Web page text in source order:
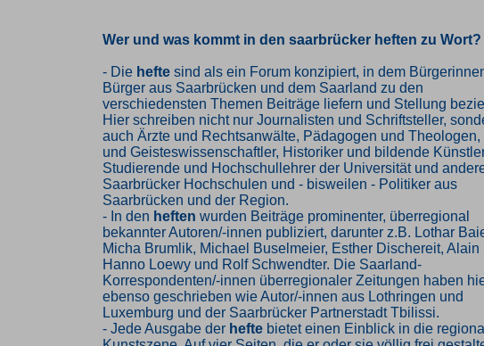
Wer und was kommt in den saarbrücker heften zu Wort?
- Die hefte sind als ein Forum konzipiert, in dem
Bürger aus Saarbrücken und dem Saarland zu den
verschiedensten Themen Beiträge liefern und Stellung
Hier schreiben nicht nur Journalisten und Schriftsteller,
auch Ärzte und Rechtsanwälte, Pädagogen und Theologen,
und Geisteswissenschaftler, Historiker und bildende
Studierende und Hochschullehrer der Universität und
Saarbrücker Hochschulen und - bisweilen - Politiker aus
Saarbrücken und der Region.
- In den heften wurden Beiträge prominenter, überregional
bekannter Autoren/-innen publiziert, darunter z.B. Lothar
Micha Brumlik, Michael Buselmeier, Esther Dischereit, Alain
Hanno Loewy und Rolf Schwendter. Die Saarland-
Korrespondenten/-innen überregionaler Zeitungen haben
ebenso geschrieben wie Autor/-innen aus Lothringen und
Luxemburg und der Saarbrücker Partnerstadt Tbilissi.
- Jede Ausgabe der hefte bietet einen Einblick in die